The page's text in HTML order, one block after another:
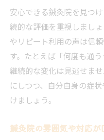
鍼灸院施術後の
ク
鍼灸院の効果
口コミから学ぶ
施術後に心がけ
鍼灸院利用者
鍼灸院の施術後
安心できる鍼灸院を見つ
続的な評価を重視しまし
やリピート利用の声は信
す。たとえば「何度も通
継続的な変化は見逃せま
にしつつ、自分自身の症
けましょう。
鍼灸院の雰囲気や対応